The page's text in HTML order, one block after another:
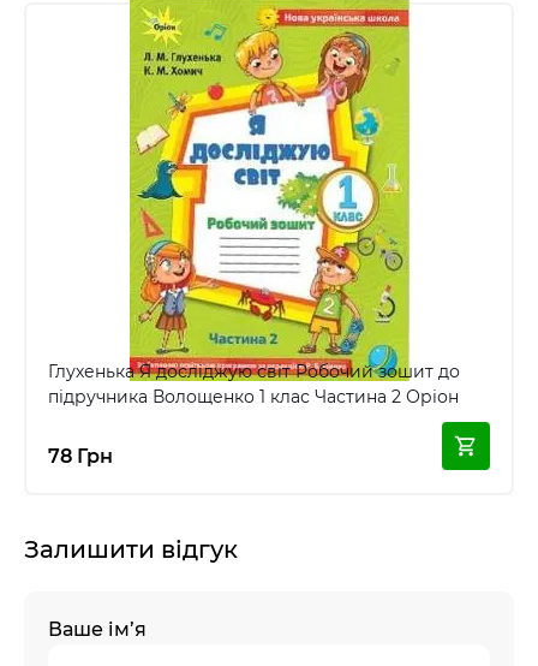
Глухенька Я досліджую світ Робочий зошит до
підручника Волощенко 1 клас Частина 2 Оріон
78 Грн
Залишити відгук
Ваше ім’я